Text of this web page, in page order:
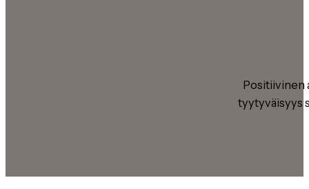
Positiivinen
tyytyväisyys